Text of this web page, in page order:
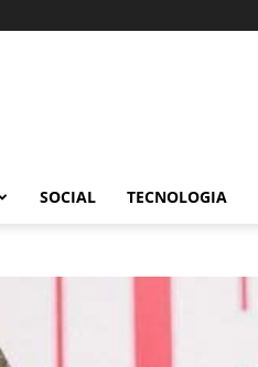
SOCIAL TECNOLOGIA